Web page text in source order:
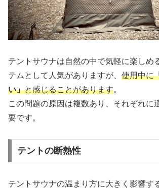
テントサウナは自然の中で気軽に楽しめ
テムとして人気がありますが、 使用中に
い」と感じることがあります。
この問題の原因は複数あり、それぞれに
要です。
テントの断熱性
テントサウナの温まり方に大きく影響す